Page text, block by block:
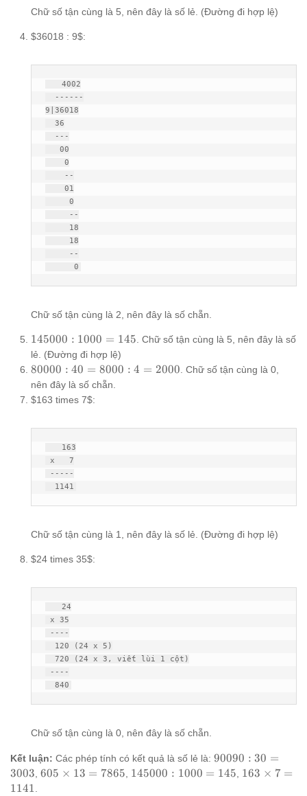
Chữ số tận cùng là 5, nên đây là số lẻ. (Đường đi hợp lệ)
$36018 : 9$:
9|36018
      0
Chữ số tận cùng là 2, nên đây là số chẵn.
145000
: 1000
= 145
145000 : 1000 = 145 . Chữ số tận cùng là 5, nên đây là số
lẻ. (Đường đi hợp lệ)
80000
: 40 =
8000 :
80000 : 40 = 8000 : 4 = 2000 . Chữ số tận cùng là 0,
nên đây là số chẵn.
$163 times 7$:
  1141
Chữ số tận cùng là 1, nên đây là số lẻ. (Đường đi hợp lệ)
$24 times 35$:
  840
Chữ số tận cùng là 0, nên đây là số chẵn.
Kết luận: Các phép tính có kết quả là số lẻ là: 90090
: 30 =
90090 : 30 =
3003 605
605 × 13 = 7865 145000
145000 : 1000 = 145 163
163 × 7 =
1141